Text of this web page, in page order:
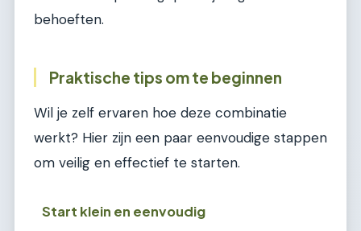
behoeften.
Praktische tips om te beginnen
Wil je zelf ervaren hoe deze combinatie
werkt? Hier zijn een paar eenvoudige stappen
om veilig en effectief te starten.
Start klein en eenvoudig